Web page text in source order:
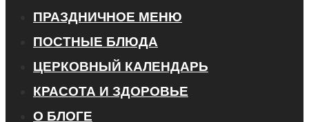
ПРАЗДНИЧНОЕ МЕНЮ
ПОСТНЫЕ БЛЮДА
ЦЕРКОВНЫЙ КАЛЕНДАРЬ
КРАСОТА И ЗДОРОВЬЕ
О БЛОГЕ